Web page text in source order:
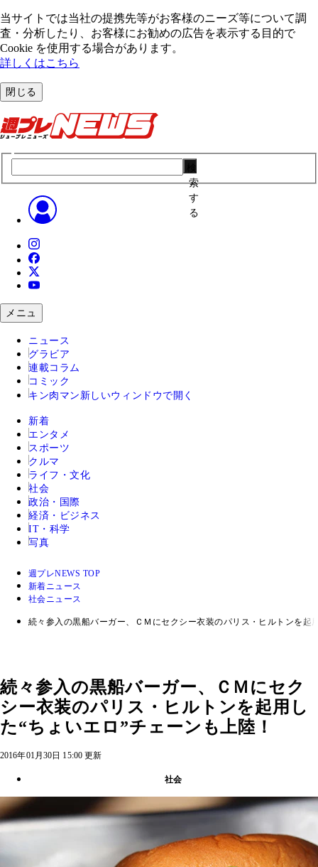
当サイトでは当社の提携先等がお客様のニーズ等について調
査・分析したり、お客様にお勧めの広告を表⽰する⽬的で
Cookie を使⽤する場合があります。
詳しくはこちら
閉じる
索
す
る
メニュ
ニュース
グラビア
連載コラム
コミック
キン肉マン 新しいウィンドウで開く
新着
エンタメ
スポーツ
クルマ
ライフ・文化
社会
政治・国際
経済・ビジネス
IT・科学
写真
週プレNEWS TOP
新着ニュース
社会ニュース
続々参入の黒船バーガー、ＣＭにセクシー衣装のパリス・ヒルトンを起
続々参入の黒船バーガー、ＣＭにセク
シー衣装のパリス・ヒルトンを起用し
た“ちょいエロ”チェーンも上陸！
2016年01月30日 15:00 更新
社会